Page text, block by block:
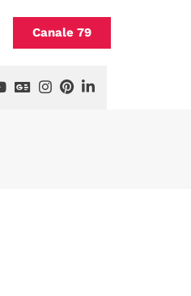
Canale 79